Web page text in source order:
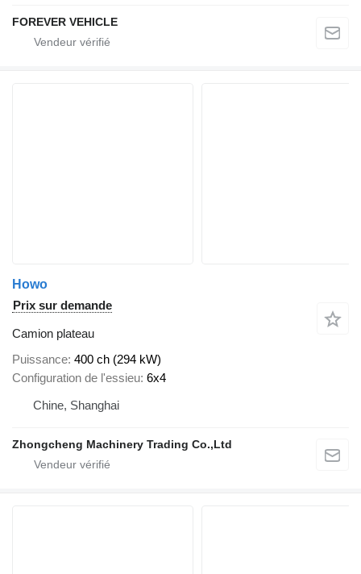
FOREVER VEHICLE
Howo
Prix sur demande
Camion plateau
Puissance 400 ch (294 kW)
Configuration de l'essieu 6x4
Chine, Shanghai
Zhongcheng Machinery Trading Co.,Ltd